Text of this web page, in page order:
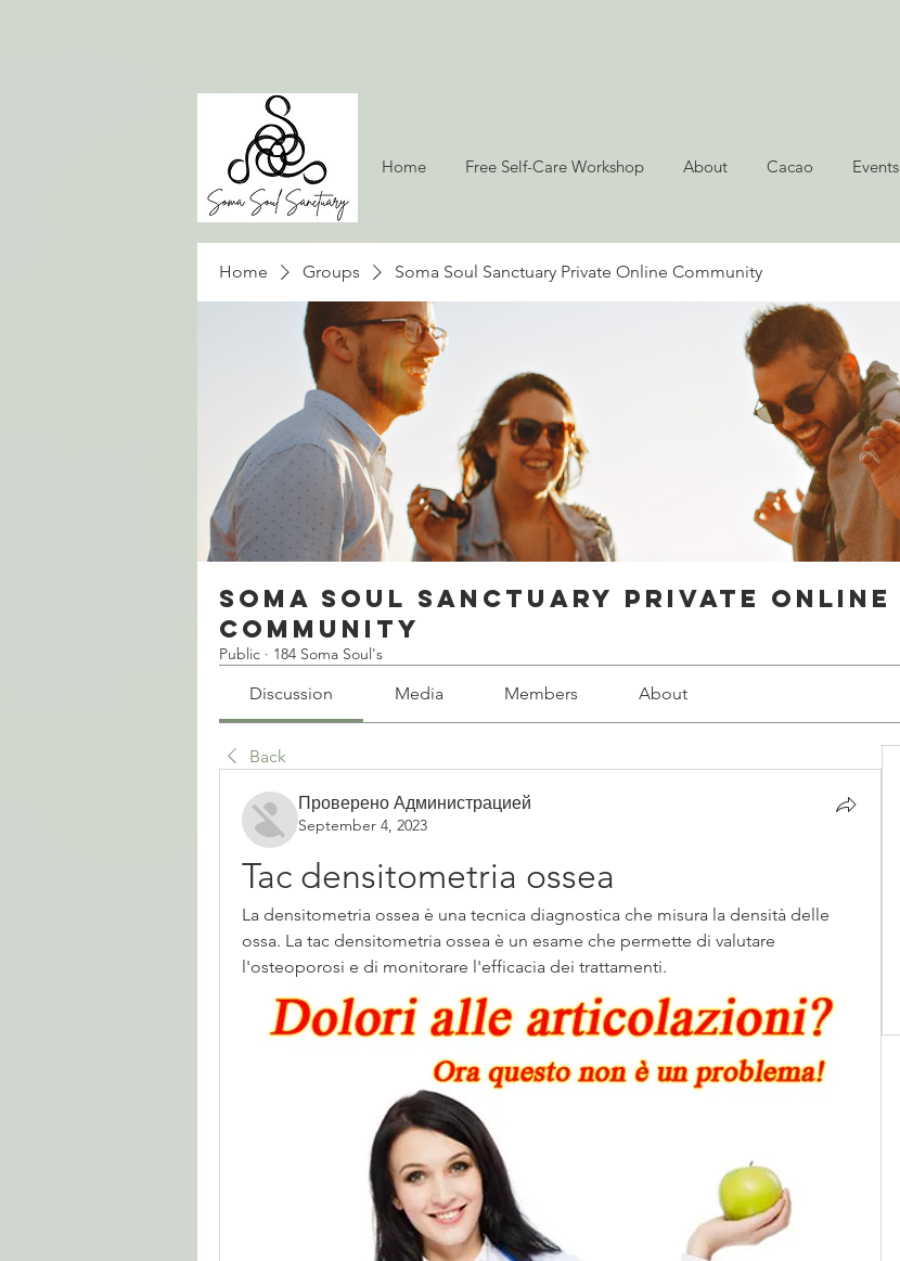
Home Free Self-Care Workshop About Cacao Events
Home Groups Soma Soul Sanctuary Private Online Community
Soma Soul Sanctuary Private Online
Community
Public · 184 Soma Soul's
Discussion Media Members About
Back
Проверено Администрацией
September 4, 2023
Tac densitometria ossea
La densitometria ossea è una tecnica diagnostica che misura la densità delle
ossa. La tac densitometria ossea è un esame che permette di valutare
l'osteoporosi e di monitorare l'efficacia dei trattamenti.